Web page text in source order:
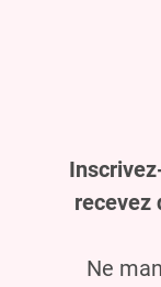
recevez
Ne